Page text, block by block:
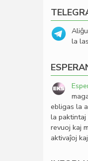
la
ebligas la
la
revuoj kaj
aktivaĵoj